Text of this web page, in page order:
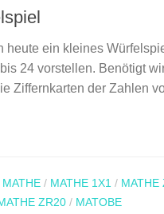
heute ein kleines
24 vorstellen. Benötigt
Ziffernkarten der Zahlen
MATHE / MATHE 1X1 / MATHE
ZR20 / MATOBE